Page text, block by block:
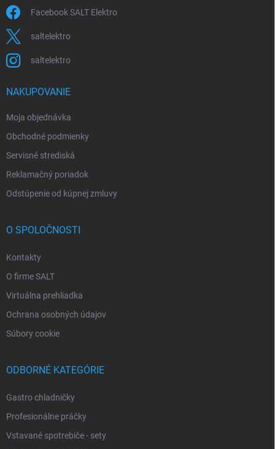
Facebook SALT Elektro
saltelektro
saltelektro
NAKUPOVANIE
Moja objednávka
Obchodné podmienky
Servisné strediská
Reklamačný poriadok
Odstúpenie od kúpnej zmluvy
O SPOLOČNOSTI
Kontakty
O firme SALT
Virtuálna prehliadka
Ochrana osobných údajov
Súbory cookie
ODBORNÉ KATEGÓRIE
Gastro chladničky
Profesionálne práčky
Vstavané spotrebiče - sety